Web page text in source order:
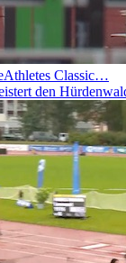
Classic…
den